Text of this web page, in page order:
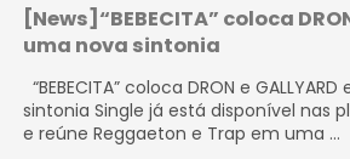
[News]“BEBECITA” coloca
uma nova sintonia
“BEBECITA” coloca DRON e
sintonia Single já está disponível nas
e reúne Reggaeton e Trap em uma ...